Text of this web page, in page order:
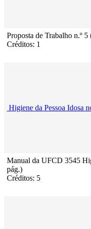
Proposta de Trabalho n.º 5
Créditos: 1
Higiene da Pessoa Idosa
Manual da UFCD 3545
pág.)
Créditos: 5